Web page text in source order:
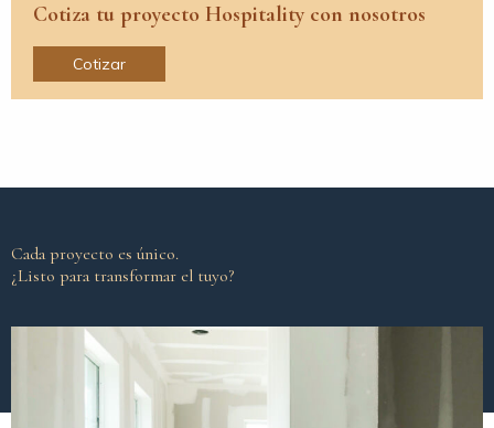
Cotiza tu proyecto Hospitality con nosotros
Cotizar
Cada proyecto es único.
¿Listo para transformar el tuyo?